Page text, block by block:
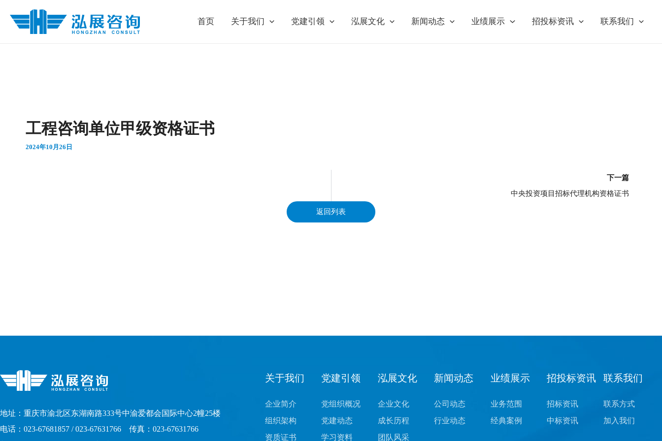
首页 关于我们 党建引领 泓展文化 新闻动态 业绩展示 招投标资讯 联系我们
工程咨询单位甲级资格证书
2024年10月26日
下一篇
中央投资项目招标代理机构资格证书
返回列表
地址：重庆市渝北区东湖南路333号中渝爱都会国际中心2幢25楼
电话：023-67681857 / 023-67631766 传真：023-67631766
关于我们
企业简介
组织架构
资质证书
党建引领
党组织概况
党建动态
学习资料
泓展文化
企业文化
成长历程
团队风采
新闻动态
公司动态
行业动态
业绩展示
业务范围
经典案例
招投标资讯
招标资讯
中标资讯
联系我们
联系方式
加入我们